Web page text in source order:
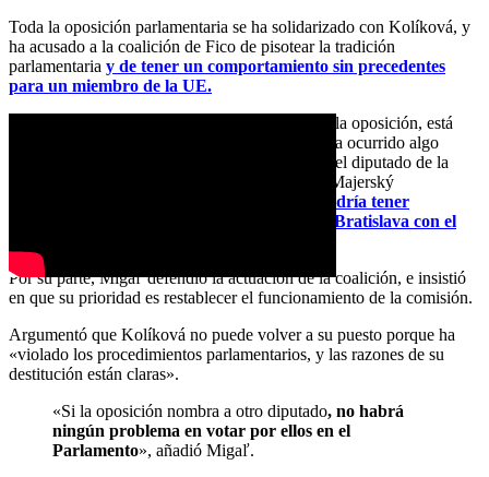
Toda la oposición parlamentaria se ha solidarizado con Kolíková, y
ha acusado a la coalición de Fico de pisotear la tradición
parlamentaria y de tener un comportamiento sin precedentes
para un miembro de la UE.
«La comisión, que debería estar controlada por la oposición, está
ahora en manos del Gobierno. No creo que haya ocurrido algo
similar nunca en ningún país de la UE», alertó el diputado de la
oposición y miembro de la comisión František Majerský
podría tener
consecuencias negativas en las relaciones de Bratislava con el
Por su parte, Migaľ defendió la actuación de la coalición, e insistió
en que su prioridad es restablecer el funcionamiento de la comisión.
Argumentó que Kolíková no puede volver a su puesto porque ha
«violado los procedimientos parlamentarios, y las razones de su
destitución están claras».
«Si la oposición nombra a otro diputado, no habrá
ningún problema en votar por ellos en el
Parlamento», añadió Migaľ.